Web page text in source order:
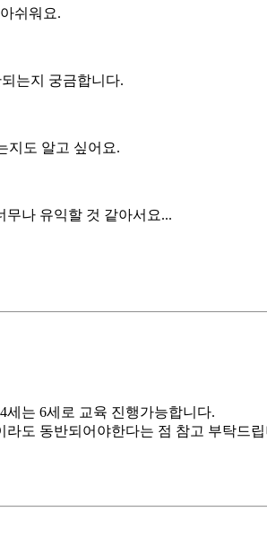
쉬워요.
는지 궁금합니다.
지도 알고 싶어요.
나 유익할 것 같아서요...
는 6세로 교육 진행가능합니다.
도 동반되어야한다는 점 참고 부탁드